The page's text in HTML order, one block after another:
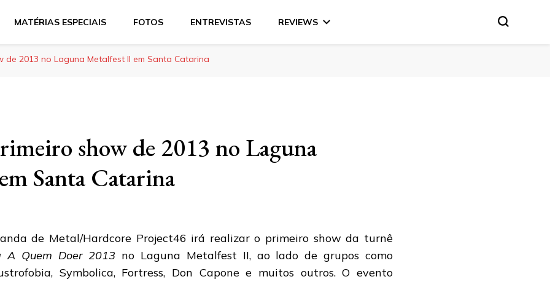
MATÉRIAS ESPECIAIS FOTOS ENTREVISTAS REVIEWS
de 2013 no Laguna Metalfest II em Santa Catarina
show de 2013 no Laguna
Santa Catarina
de Metal/Hardcore Project46 irá realizar o primeiro show da turnê
A Quem Doer 2013 no Laguna Metalfest II, ao lado de grupos como
Symbolica, Fortress, Don Capone e muitos outros. O evento